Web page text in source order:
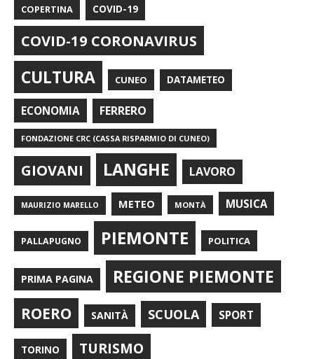
COPERTINA COVID-19
COVID-19 CORONAVIRUS
CULTURA CUNEO DATAMETEO
ECONOMIA FERRERO
FONDAZIONE CRC (CASSA RISPARMIO DI CUNEO)
GIOVANI LANGHE LAVORO
MAURIZIO MARELLO METEO MONTÀ MUSICA
PALLAPUGNO PIEMONTE POLITICA
PRIMA PAGINA REGIONE PIEMONTE
ROERO SANITÀ SCUOLA SPORT
TORINO TURISMO